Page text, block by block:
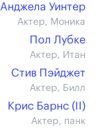
Анджела Уинтер
Актер, Моника
Пол Лубке
Актер, Итан
Стив Пэйджет
Актер, Билл
Крис Барнс (II)
Актер, панк